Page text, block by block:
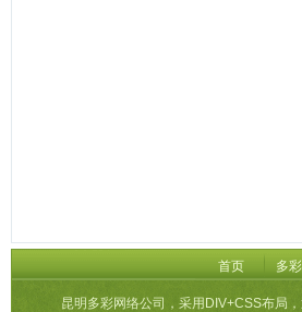
首页 多
昆明多彩网络公司，采用DIV+CSS布局